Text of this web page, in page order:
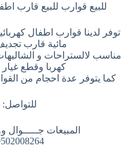
للبيع قوارب للبيع قارب
توفر لدينا قوارب اطفال
مائية قارب
مناسب لالستراحات و
كهربا وقطع
كما يتوفر عدة احجام من
للتواصل:
المبيعات جـــــوال